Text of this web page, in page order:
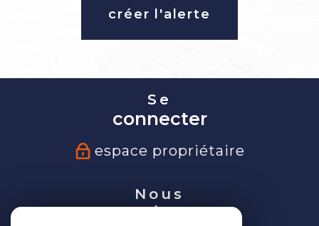
créer l'alerte
Se
connecter
espace propriétaire
Nous
suivre